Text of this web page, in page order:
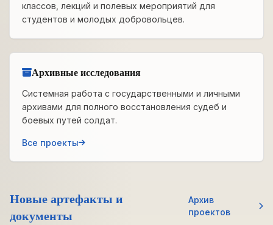
классов, лекций и полевых мероприятий для
студентов и молодых добровольцев.
Архивные исследования
Системная работа с государственными и личными
архивами для полного восстановления судеб и
боевых путей солдат.
Все проекты
Новые артефакты и
документы
Архив
проектов